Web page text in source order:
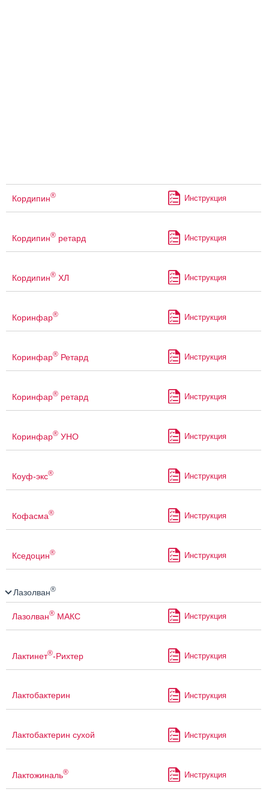
Кордипин® Инструкция
Кордипин® ретард Инструкция
Кордипин® ХЛ Инструкция
Коринфар® Инструкция
Коринфар® Ретард Инструкция
Коринфар® ретард Инструкция
Коринфар® УНО Инструкция
Коуф-экс® Инструкция
Кофасма® Инструкция
Кседоцин® Инструкция
Лазолван®
Лазолван® МАКС Инструкция
Лактинет®-Рихтер Инструкция
Лактобактерин Инструкция
Лактобактерин сухой Инструкция
Лактожиналь® Инструкция